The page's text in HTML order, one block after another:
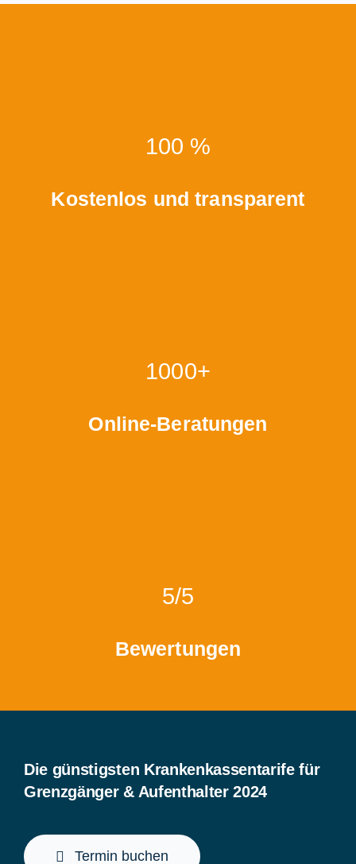
100 %
Kostenlos und transparent
1000+
Online-Beratungen
5/5
Bewertungen
Die günstigsten Krankenkassentarife für
Grenzgänger & Aufenthalter 2024
Termin buchen